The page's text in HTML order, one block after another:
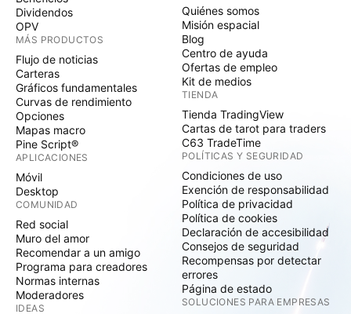
Dividendos
OPV
MÁS PRODUCTOS
Flujo de noticias
Carteras
Gráficos fundamentales
Curvas de rendimiento
Opciones
Mapas macro
Pine Script®
APLICACIONES
Móvil
Desktop
COMUNIDAD
Red social
Muro del amor
Recomendar a un amigo
Programa para creadores
Normas internas
Moderadores
IDEAS
Quiénes somos
Misión espacial
Blog
Centro de ayuda
Ofertas de empleo
Kit de medios
TIENDA
Tienda TradingView
Cartas de tarot para traders
C63 TradeTime
POLÍTICAS Y SEGURIDAD
Condiciones de uso
Exención de responsabilidad
Política de privacidad
Política de cookies
Declaración de accesibilidad
Consejos de seguridad
Recompensas por detectar
errores
Página de estado
SOLUCIONES PARA EMPRESAS